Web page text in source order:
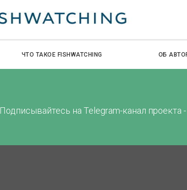
ЧТО ТАКОЕ FISHWATCHING ОБ
Подписывайтесь на Telegram-канал